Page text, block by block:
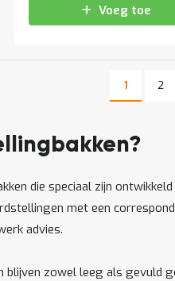
Voeg toe
U lees
1 2
die speciaal zijn
met een
advies.
blijven zowel leeg als gevuld